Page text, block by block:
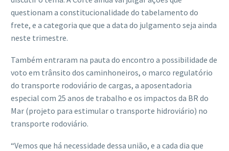
questionam a constitucionalidade do tabelamento do
frete, e a categoria que que a data do julgamento seja ainda
neste trimestre.
Também entraram na pauta do encontro a possibilidade de
voto em trânsito dos caminhoneiros, o marco regulatório
do transporte rodoviário de cargas, a aposentadoria
especial com 25 anos de trabalho e os impactos da BR do
Mar (projeto para estimular o transporte hidroviário) no
transporte rodoviário.
“Vemos que há necessidade dessa união, e a cada dia que